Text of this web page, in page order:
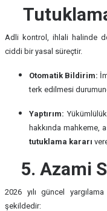
Adli kontrol, ihlali halinde
ciddi bir yasal süreçtir.
Otomatik Bildirim:
terk edilmesi
Yaptırım:
hakkında mahkeme,
tutuklama kararı
5. Azami
2026 yılı güncel
şekildedir: